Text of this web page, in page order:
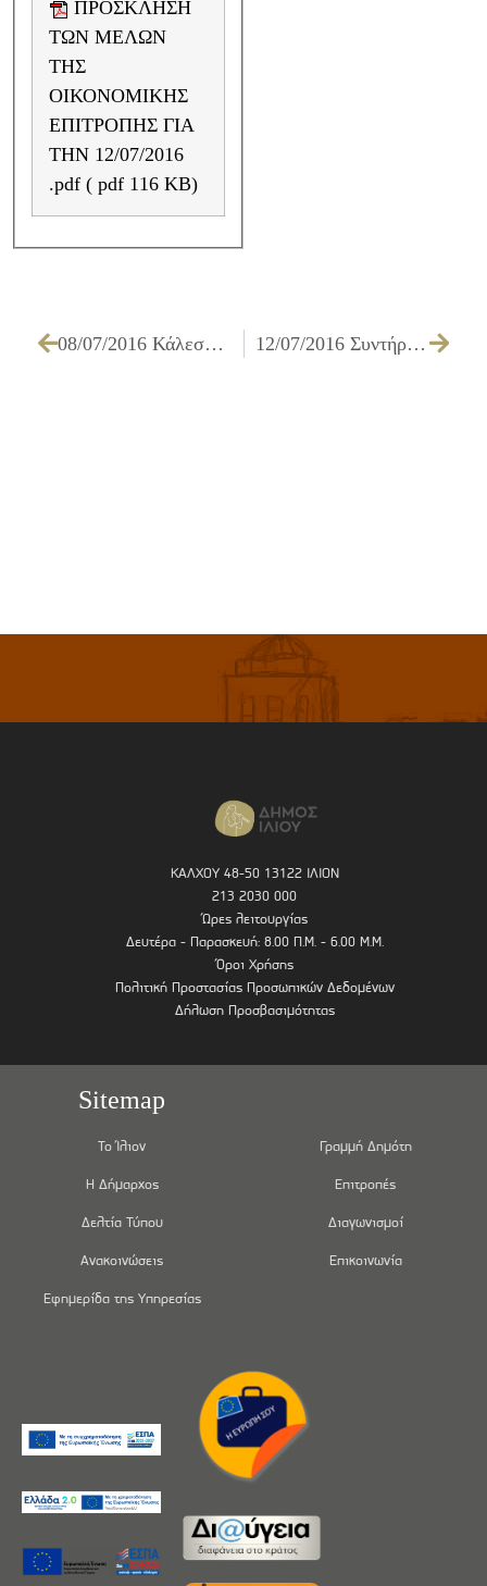
ΤΩΝ ΜΕΛΩΝ
ΤΗΣ
ΟΙΚΟΝΟΜΙΚΗΣ
ΕΠΙΤΡΟΠΗΣ ΓΙΑ
ΤΗΝ 12/07/2016
.pdf ( pdf 116 KB)
08/07/2016 Κάλεσμα πολιτών για υποβολή αίτησης περί μείωσης ή απαλλαγής από τα δημοτικά τέλη και φόρους, στο πλαίσιο της εφαρμογής του Ν. 4368/2016 12/07/2016 Συντήρηση υφιστάμενου δικτύου όμβριων υδάτων και φρεατίων υδροσυλλογής εργ. Γ2/16
ΚΑΛΧΟΥ 48-50 13122 ΙΛΙΟΝ
213 2030 000
Ώρες λειτουργίας
Δευτέρα - Παρασκευή: 8.00 Π.Μ. - 6.00 Μ.Μ.
Όροι Χρήσης
Πολιτική Προστασίας Προσωπικών Δεδομένων
Δήλωση Προσβασιμότητας
Sitemap
Το Ίλιον
Η Δήμαρχος
Δελτία Τύπου
Ανακοινώσεις
Εφημερίδα της Υπηρεσίας
Γραμμή Δημότη
Επιτροπές
Διαγωνισμοί
Επικοινωνία